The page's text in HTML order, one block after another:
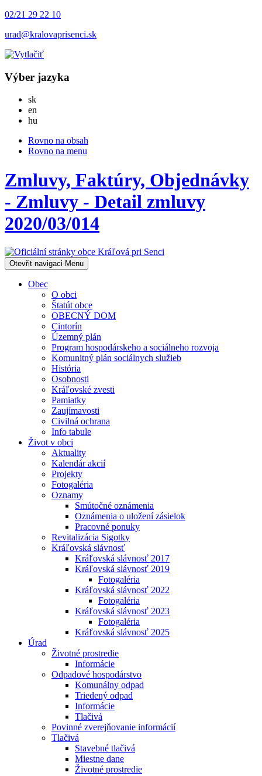
02/21 29 22 10
urad@kralovaprisenci.sk
Výber jazyka
skSlovensky
en
hu
Rovno na obsah
Rovno na menu
Zmluvy, Faktúry, Objednávky
- Zmluvy - Detail zmluvy
2020/03/014
Otevřit navigaci Menu
Obec
O obci
Štatút obce
OBECNÝ DOM
Cintorín
Územný plán
Program hospodárskeho a sociálneho rozvoja
Komunitný plán sociálnych služieb
História
Osobnosti
Kráľovské zvesti
Pamiatky
Zaujímavosti
Civilná ochrana
Info tabule
Život v obci
Aktuality
Kalendár akcií
Projekty
Fotogaléria
Oznamy
Smútočné oznámenia
Oznámenia o uložení zásielok
Pracovné ponuky
Revitalizácia Sigotky
Kráľovská slávnosť
Kráľovská slávnosť 2017
Kráľovská slávnosť 2019
Fotogaléria
Kráľovská slávnosť 2022
Fotogaléria
Kráľovská slávnosť 2023
Fotogaléria
Kráľovská slávnosť 2025
Úrad
Životné prostredie
Informácie
Odpadové hospodárstvo
Komunálny odpad
Triedený odpad
Informácie
Tlačivá
Povinné zverejňovanie informácií
Tlačivá
Stavebné tlačivá
Miestne dane
Životné prostredie